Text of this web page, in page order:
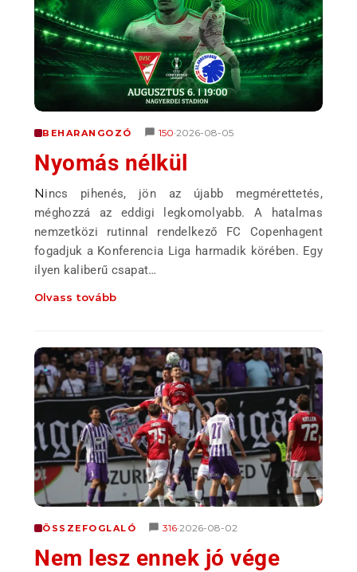
BEHARANGOZÓ
Nyomás nélkül
150•2026-08-05
Nincs pihenés, jön az újabb megmérettetés,
méghozzá az eddigi legkomolyabb. A hatalmas
nemzetközi rutinnal rendelkező FC Copenhagent
fogadjuk a Konferencia Liga harmadik körében. Egy
ilyen kaliberű csapat…
Olvass tovább
ÖSSZEFOGLALÓ
Nem lesz ennek jó vége
316•2026-08-02